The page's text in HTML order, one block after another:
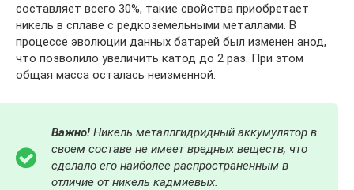
составляет всего 30%, такие свойства приобретает
никель в сплаве с редкоземельными металлами. В
процессе эволюции данных батарей был изменен анод,
что позволило увеличить катод до 2 раз. При этом
общая масса осталась неизменной.
Важно! Никель металлгидридный аккумулятор в
своем составе не имеет вредных веществ, что
сделало его наиболее распространенным в
отличие от никель кадмиевых.